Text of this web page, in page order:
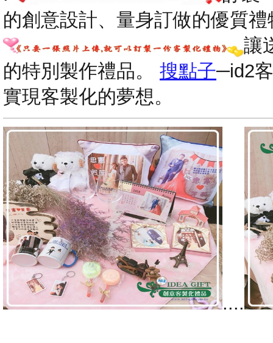
的創意設計、量身訂做的優質禮
讓
的特別製作禮品。 搜點子─id2
實現客製化的夢想。
....